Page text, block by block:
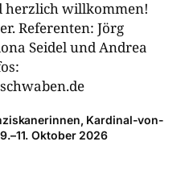
herzlich willkommen!
Referenten: Jörg
Seidel und Andrea
Kardinal-​von-​
Oktober 2026